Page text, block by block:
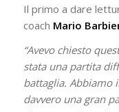
Il primo a dare
coach Mario
“Avevo chiesto
stata una partita
battaglia. Abbiamo
davvero una gran